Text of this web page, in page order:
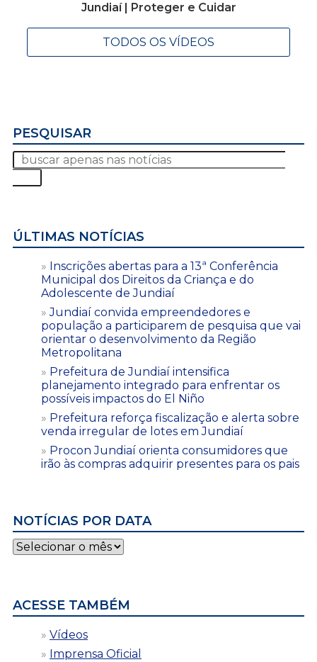
Jundiaí | Proteger e Cuidar
TODOS OS VÍDEOS
PESQUISAR
ÚLTIMAS NOTÍCIAS
Inscrições abertas para a 13ª Conferência
Municipal dos Direitos da Criança e do
Adolescente de Jundiaí
Jundiaí convida empreendedores e
população a participarem de pesquisa que vai
orientar o desenvolvimento da Região
Metropolitana
Prefeitura de Jundiaí intensifica
planejamento integrado para enfrentar os
possíveis impactos do El Niño
Prefeitura reforça fiscalização e alerta sobre
venda irregular de lotes em Jundiaí
Procon Jundiaí orienta consumidores que
irão às compras adquirir presentes para os pais
NOTÍCIAS POR DATA
Notícias
por
ACESSE TAMBÉM
Vídeos
Imprensa Oficial